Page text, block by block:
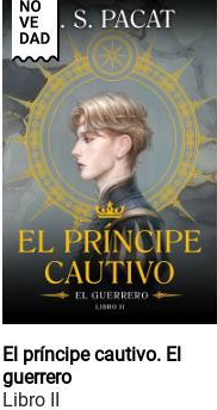
El príncipe cautivo. El
guerrero
Libro II